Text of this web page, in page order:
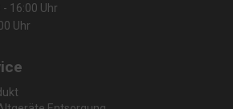
- 16:00 Uhr
Uhr